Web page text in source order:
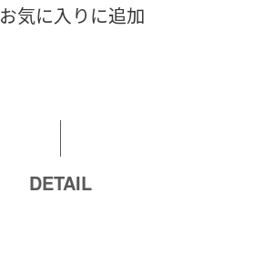
お気に入りに追加
DETAIL